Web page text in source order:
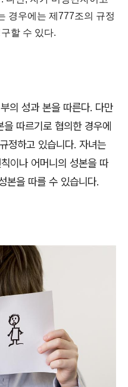
경우에는 제777조의 규정
할 수 있다.
의 성과 본을 따른다. 다만
따르기로 협의한 경우에
정하고 있습니다. 자녀는
이나 어머니의 성본을 따
본을 따를 수 있습니다.